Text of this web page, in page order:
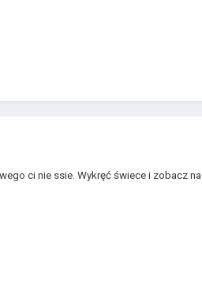
ci nie ssie. Wykręć świece i zobacz